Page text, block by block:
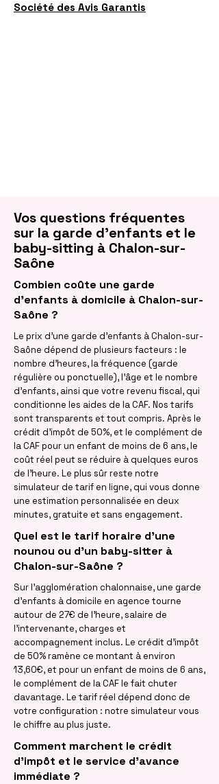
Société des Avis Garantis
Vos questions fréquentes
sur la garde d'enfants et le
baby-sitting à Chalon-sur-
Saône
Combien coûte une garde
d'enfants à domicile à Chalon-sur-
Saône ?
Le prix d'une garde d'enfants à Chalon-sur-
Saône dépend de plusieurs facteurs : le
nombre d'heures, la fréquence (garde
régulière ou ponctuelle), l'âge et le nombre
d'enfants, ainsi que votre revenu fiscal, qui
conditionne les aides de la CAF. Nos tarifs
sont transparents et tout compris. Après le
crédit d'impôt de 50%, et le complément de
la CAF pour un enfant de moins de 6 ans, le
coût réel peut se réduire à quelques euros
de l'heure. Le plus sûr reste notre
simulateur de tarif en ligne, qui vous donne
une estimation personnalisée en deux
minutes, gratuite et sans engagement.
Quel est le tarif horaire d'une
nounou ou d'un baby-sitter à
Chalon-sur-Saône ?
Sur l'agglomération chalonnaise, une garde
d'enfants à domicile en agence tourne
autour de 27€ de l'heure, salaire de
l'intervenante, charges et
accompagnement inclus. Le crédit d'impôt
de 50% ramène ce montant à environ
13,60€, et pour un enfant de moins de 6 ans,
le complément de la CAF le fait chuter
davantage. Le tarif réel dépend donc de
votre configuration : notre simulateur vous
le chiffre au plus juste.
Comment marchent le crédit
d'impôt et le service d'avance
immédiate ?